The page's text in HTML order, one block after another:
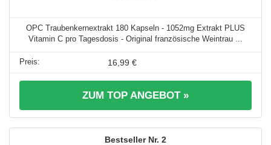
OPC Traubenkernextrakt 180 Kapseln - 1052mg Extrakt PLUS
Vitamin C pro Tagesdosis - Original französische Weintrau ...
16,99 €
ZUM TOP ANGEBOT »
2